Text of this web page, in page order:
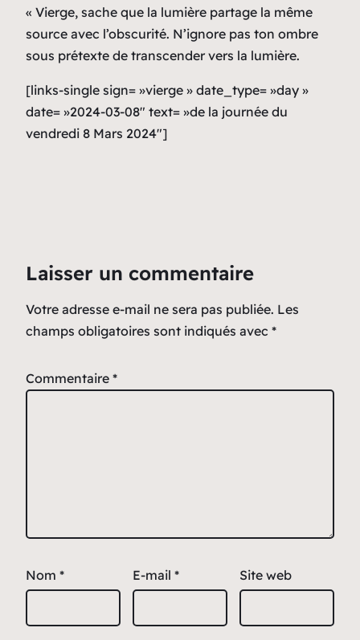
« Vierge, sache que la lumière partage la même
source avec l’obscurité. N’ignore pas ton ombre
sous prétexte de transcender vers la lumière.
[links-single sign= »vierge » date_type= »day »
date= »2024-03-08″ text= »de la journée du
vendredi 8 Mars 2024″]
Laisser un commentaire
Votre adresse e-mail ne sera pas publiée. Les
champs obligatoires sont indiqués avec *
Commentaire *
Nom * E-mail * Site web